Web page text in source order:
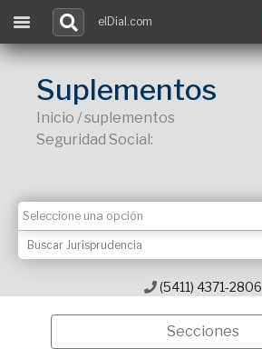
elDial.com
Suplementos
Inicio / suplementos
Seguridad Social:
(5411) 4371-2806
Secciones